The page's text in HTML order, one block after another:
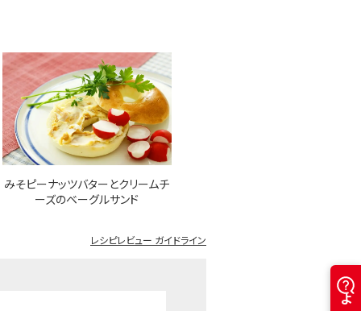
みそピーナッツバターとクリームチ
ーズのベーグルサンド
レシピレビュー ガイドライン